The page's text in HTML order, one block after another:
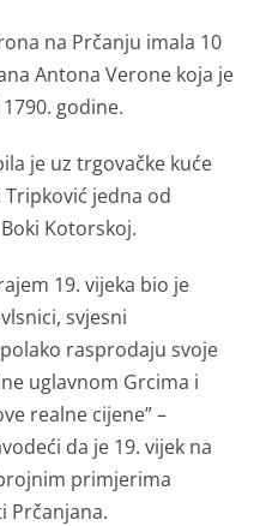
na Prčanju imala 10
Antona Verone koja je
godine.
je uz trgovačke kuće
jedna od
Kotorskoj.
19. vijeka bio je
svjesni
rasprodaju svoje
uglavnom Grcima i
realne cijene” –
da je 19. vijek na
primjerima
Prčanjana.